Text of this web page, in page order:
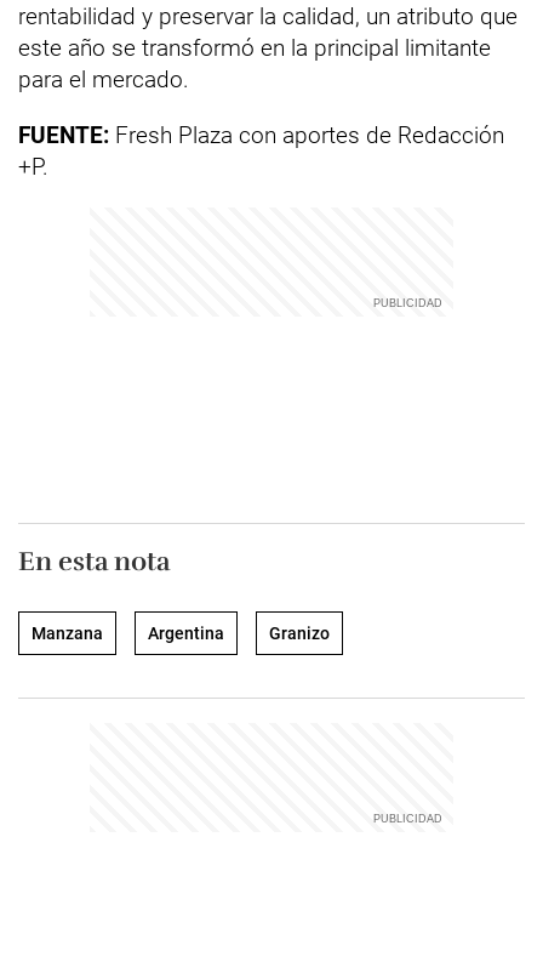
rentabilidad y preservar la calidad, un atributo que
este año se transformó en la principal limitante
para el mercado.
FUENTE: Fresh Plaza con aportes de Redacción
+P.
En esta nota
Manzana Argentina Granizo